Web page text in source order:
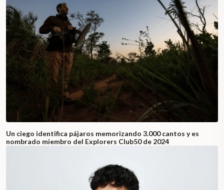
Un ciego identifica pájaros memorizando 3.000 cantos y es
nombrado miembro del Explorers Club50 de 2024